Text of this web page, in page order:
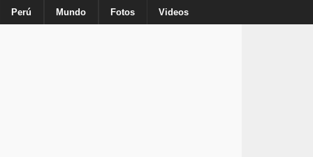
Inicio Nosotros Anuncie
Perú Mundo Fotos Videos